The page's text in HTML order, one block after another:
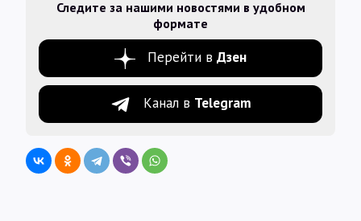
Следите за нашими новостями в удобном
формате
Перейти в Дзен
Канал в Telegram